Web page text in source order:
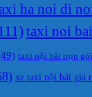
ha noi di
taxi noi
taxi nội bài trọn
xe taxi nội bài giá